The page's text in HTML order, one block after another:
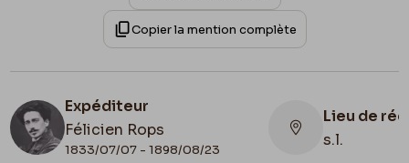
Copier la mention complète
Expéditeur
Félicien Rops
1833/07/07 - 1898/08/23
Lieu de
s.l.